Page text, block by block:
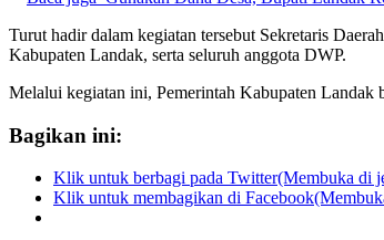
Turut hadir dalam kegiatan tersebut Sekretaris
Kabupaten Landak, serta seluruh anggota DWP.
Melalui kegiatan ini, Pemerintah Kabupaten Landak
Bagikan ini:
Klik untuk berbagi pada Twitter(Membuka di
Klik untuk membagikan di